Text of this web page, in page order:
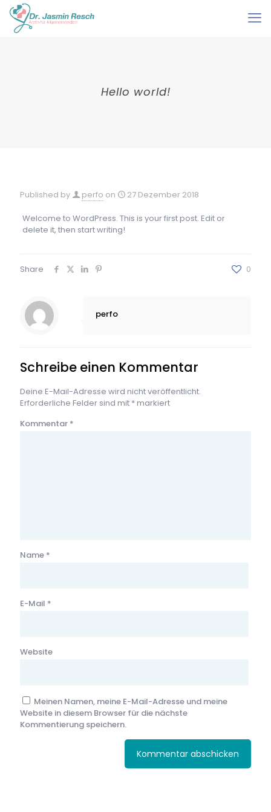
Hello world!
Published by perfo on 27 Dezember 2018
Welcome to WordPress. This is your first post. Edit or
delete it, then start writing!
Share 0
perfo
Schreibe einen Kommentar
Deine E-Mail-Adresse wird nicht veröffentlicht.
Erforderliche Felder sind mit *markiert
Kommentar *
Name *
E-Mail *
Website
Meinen Namen, meine E-Mail-Adresse und meine
Website in diesem Browser für die nächste
Kommentierung speichern.